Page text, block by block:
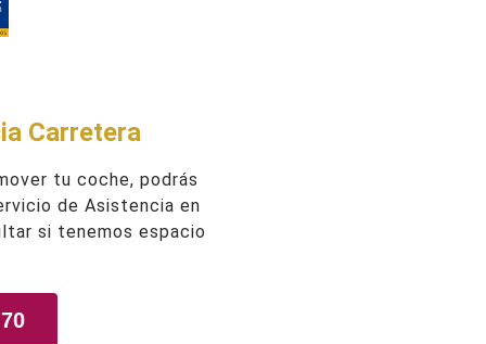
Carretera
tu coche, podrás
de Asistencia en
si tenemos espacio